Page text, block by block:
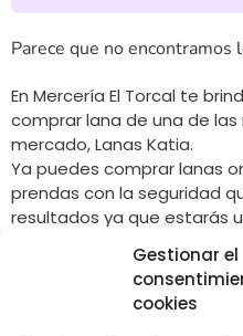
Gestionar el
cookies
Parece que no encontramos
En Mercería El Torcal te
comprar lana de una de
mercado, Lanas Katia.
Ya puedes comprar lanas
prendas con la seguridad
resultados ya que estarás
un kit con el que podrás
cuerda… de todos los